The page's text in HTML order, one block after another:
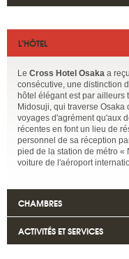
L’HÔTEL
Le Cross Hotel Osaka a
consécutive, une distinction
hôtel élégant est par ailleurs
Midosuji, qui traverse
voyages d'agrément qu'aux
récentes en font un lieu de
personnel de sa réception
pied de la station de métro «
voiture de l'aéroport
CHAMBRES
ACTIVITÉS ET SERVICES